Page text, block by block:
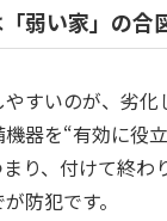
弱い家」の合
すいのが、劣化
器を“有効に役
り、付けて終わ
防犯です。